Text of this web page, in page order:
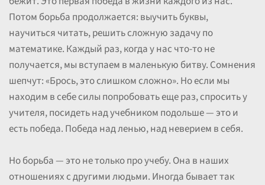
Потом борьба продолжается: выучить буквы,
научиться читать, решить сложную задачу по
математике. Каждый раз, когда у нас что-то не
получается, мы вступаем в маленькую битву. Сомнения
шепчут: «Брось, это слишком сложно». Но если мы
находим в себе силы попробовать еще раз, спросить у
учителя, посидеть над учебником подольше — это и
есть победа. Победа над ленью, над неверием в себя.
Но борьба — это не только про учебу. Она в наших
отношениях с другими людьми. Иногда бывает так